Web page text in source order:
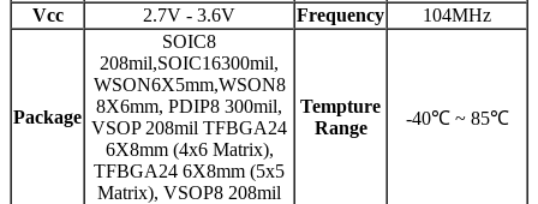
Vcc
2.7V - 3.6V Frequency 104MHz
Package
SOIC8
208mil,SOIC16300mil,
WSON6X5mm,WSON8
8X6mm, PDIP8 300mil,
VSOP 208mil TFBGA24
6X8mm (4x6 Matrix),
TFBGA24 6X8mm (5x5
Matrix), VSOP8 208mil
Tempture
Range
-40℃ ~ 85℃